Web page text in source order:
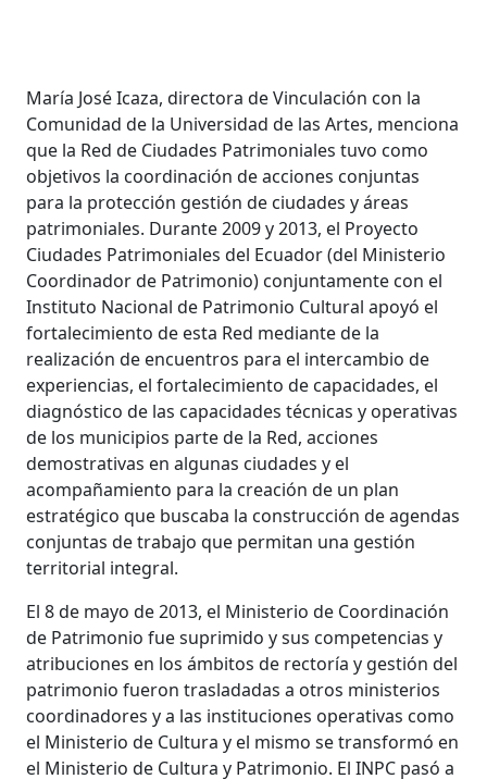
María José Icaza, directora de Vinculación con la
Comunidad de la Universidad de las Artes, menciona
que la Red de Ciudades Patrimoniales tuvo como
objetivos la coordinación de acciones conjuntas
para la protección gestión de ciudades y áreas
patrimoniales. Durante 2009 y 2013, el Proyecto
Ciudades Patrimoniales del Ecuador (del Ministerio
Coordinador de Patrimonio) conjuntamente con el
Instituto Nacional de Patrimonio Cultural apoyó el
fortalecimiento de esta Red mediante de la
realización de encuentros para el intercambio de
experiencias, el fortalecimiento de capacidades, el
diagnóstico de las capacidades técnicas y operativas
de los municipios parte de la Red, acciones
demostrativas en algunas ciudades y el
acompañamiento para la creación de un plan
estratégico que buscaba la construcción de agendas
conjuntas de trabajo que permitan una gestión
territorial integral.
El 8 de mayo de 2013, el Ministerio de Coordinación
de Patrimonio fue suprimido y sus competencias y
atribuciones en los ámbitos de rectoría y gestión del
patrimonio fueron trasladadas a otros ministerios
coordinadores y a las instituciones operativas como
el Ministerio de Cultura y el mismo se transformó en
el Ministerio de Cultura y Patrimonio. El INPC pasó a